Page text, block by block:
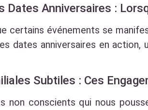
Dates Anniversaires :
certains événements se
dates anniversaires en
Subtiles : Ces
non conscients qui nous